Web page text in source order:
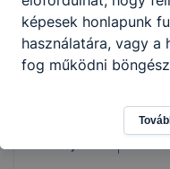
Kollégiumba
listája a 2026/2027.
képesek honlapunk
használatára, vagy
fog működni